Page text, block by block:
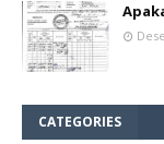
CATEGORIES